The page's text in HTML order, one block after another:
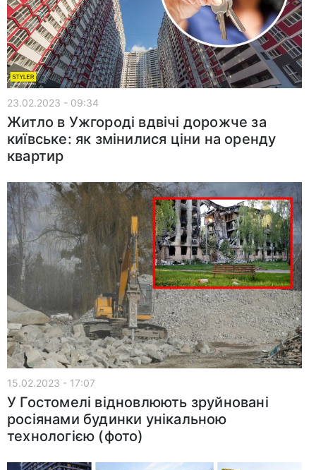
23.02.2023 - 09:34
Житло в Ужгороді вдвічі дорожче за
київське: як змінилися ціни на оренду
квартир
15.02.2023 - 17:07
У Гостомелі відновлюють зруйновані
росіянами будинки унікальною
технологією (фото)